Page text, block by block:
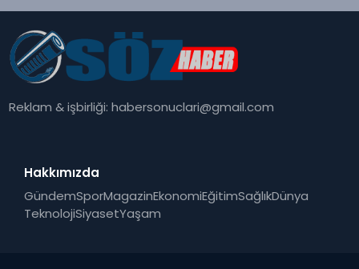
Reklam & işbirliği:habersonuclari@gmail.com
Hakkımızda
GündemSporMagazinEkonomiEğitimSağlıkDünya
TeknolojiSiyasetYaşam